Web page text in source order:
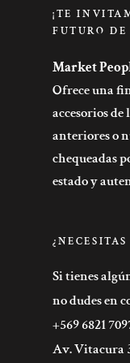
¡TE
FUTURO
Market
Ofrece una
accesorios
anteriores o
chequeadas
estado y
Si tienes
no dudes en
+569 6821
Av. Vitacura